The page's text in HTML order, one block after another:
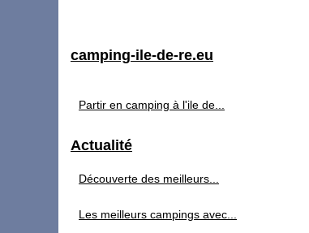
camping-ile-de-re.eu
Partir en camping à l'ile de...
Actualité
Découverte des meilleurs...
Les meilleurs campings avec...